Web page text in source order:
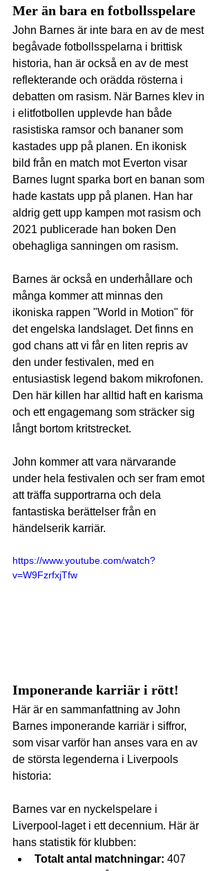
Mer än bara en fotbollsspelare
John Barnes är inte bara en av de mest
begåvade fotbollsspelarna i brittisk
historia, han är också en av de mest
reflekterande och orädda rösterna i
debatten om rasism. När Barnes klev in
i elitfotbollen upplevde han både
rasistiska ramsor och bananer som
kastades upp på planen. En ikonisk
bild från en match mot Everton visar
Barnes lugnt sparka bort en banan som
hade kastats upp på planen. Han har
aldrig gett upp kampen mot rasism och
2021 publicerade han boken Den
obehagliga sanningen om rasism.
Barnes är också en underhållare och
många kommer att minnas den
ikoniska rappen "World in Motion" för
det engelska landslaget. Det finns en
god chans att vi får en liten repris av
den under festivalen, med en
entusiastisk legend bakom mikrofonen.
Den här killen har alltid haft en karisma
och ett engagemang som sträcker sig
långt bortom kritstrecket.
John kommer att vara närvarande
under hela festivalen och ser fram emot
att träffa supportrarna och dela
fantastiska berättelser från en
händelserik karriär.
https://www.youtube.com/watch?
v=W9FzrfxjTfw
Imponerande karriär i rött!
Här är en sammanfattning av John
Barnes imponerande karriär i siffror,
som visar varför han anses vara en av
de största legenderna i Liverpools
historia:
Barnes var en nyckelspelare i
Liverpool-laget i ett decennium. Här är
hans statistik för klubben:
Totalt antal matchningar: 407